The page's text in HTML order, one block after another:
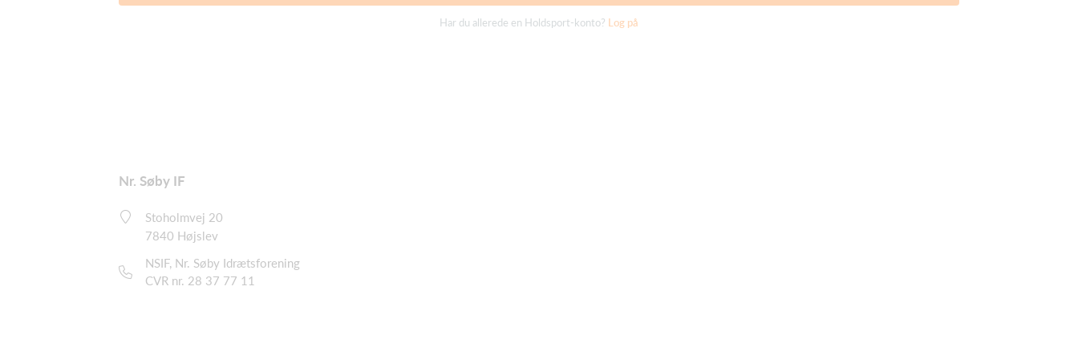
Har du allerede en Holdsport-konto? Log på
Nr. Søby IF
Stoholmvej 20
7840 Højslev
NSIF, Nr. Søby Idrætsforening
CVR nr. 28 37 77 11